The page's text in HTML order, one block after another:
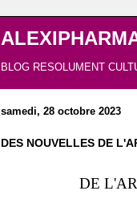
BLOG RESOLUMENT
samedi, 28 octobre 2023
DES NOUVELLES DE
DE